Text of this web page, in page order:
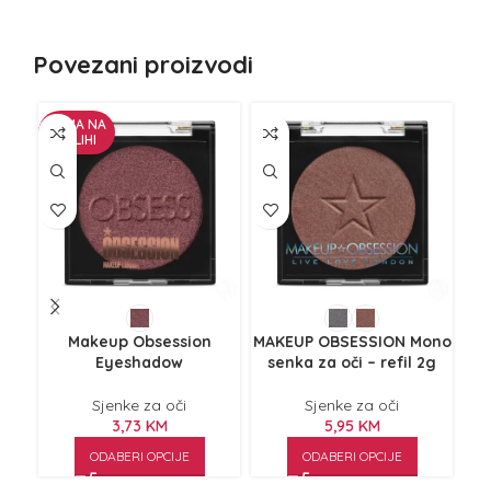
Povezani proizvodi
NEMA NA
ZALIHI
Makeup Obsession
Eyeshadow
Sjenke za oči
3,73 KM
ODABERI OPCIJE
MAKEUP OBSESSION Mono
senka za oči – refil 2g
Sjenke za oči
5,95 KM
ODABERI OPCIJE